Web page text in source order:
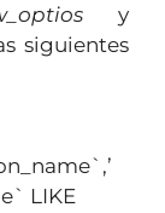
y
siguientes
LIKE